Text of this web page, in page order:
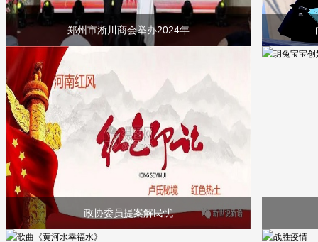
郑州市淅川商会举办2024年
政协委员提案解民忧